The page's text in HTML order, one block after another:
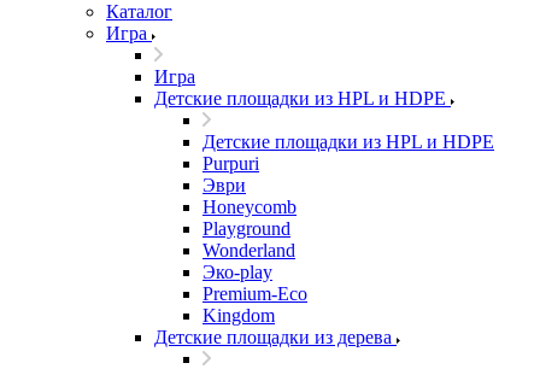
Каталог
Игра
Игра
Детские площадки из HPL и HDPE
Детские площадки из HPL и HDPE
Purpuri
Эври
Honeycomb
Playground
Wonderland
Эко-play
Premium-Eco
Kingdom
Детские площадки из дерева